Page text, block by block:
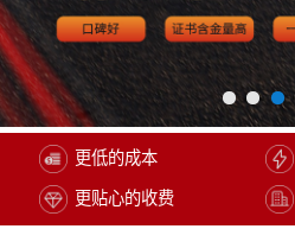
更低的成本
更贴心的收费